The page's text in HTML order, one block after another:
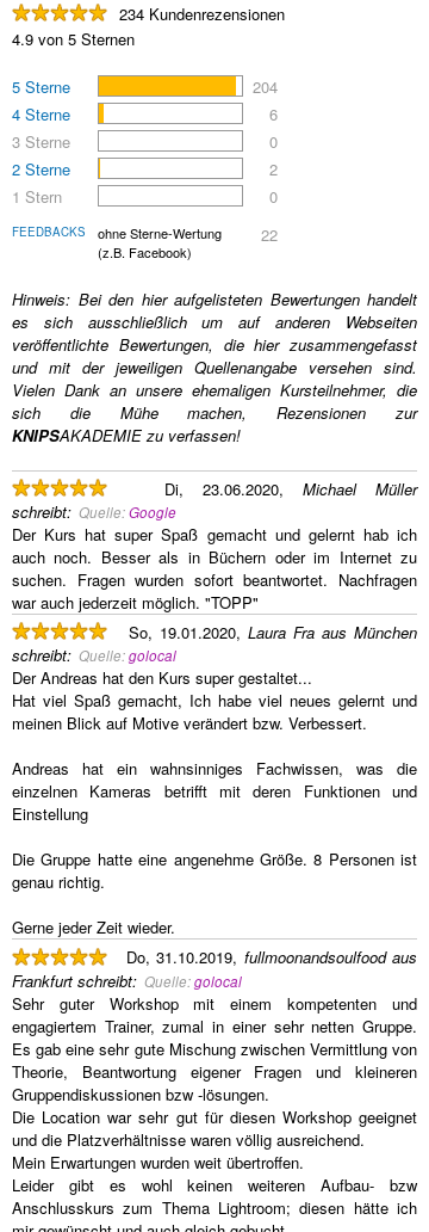
234 Kundenrezensionen
4.9 von 5 Sternen
5 Sterne
204
4 Sterne
6
3 Sterne
0
2 Sterne
2
1 Stern
0
FEEDBACKS
ohne Sterne-Wertung
(z.B. Facebook)
22
Hinweis: Bei den hier aufgelisteten Bewertungen handelt
es sich ausschließlich um auf anderen Webseiten
veröffentlichte Bewertungen, die hier zusammengefasst
und mit der jeweiligen Quellenangabe versehen sind.
Vielen Dank an unsere ehemaligen Kursteilnehmer, die
sich die Mühe machen, Rezensionen zur
KNIPSAKADEMIE zu verfassen!
Di, 23.06.2020, Michael Müller
schreibt: Quelle:Google
Der Kurs hat super Spaß gemacht und gelernt hab ich
auch noch. Besser als in Büchern oder im Internet zu
suchen. Fragen wurden sofort beantwortet. Nachfragen
war auch jederzeit möglich. "TOPP"
So, 19.01.2020, Laura Fra aus München
schreibt: Quelle:golocal
Der Andreas hat den Kurs super gestaltet...
Hat viel Spaß gemacht, Ich habe viel neues gelernt und
meinen Blick auf Motive verändert bzw. Verbessert.
Andreas hat ein wahnsinniges Fachwissen, was die
einzelnen Kameras betrifft mit deren Funktionen und
Einstellung
Die Gruppe hatte eine angenehme Größe. 8 Personen ist
genau richtig.
Gerne jeder Zeit wieder.
Do, 31.10.2019, fullmoonandsoulfood aus
Frankfurt schreibt: Quelle:golocal
Sehr guter Workshop mit einem kompetenten und
engagiertem Trainer, zumal in einer sehr netten Gruppe.
Es gab eine sehr gute Mischung zwischen Vermittlung von
Theorie, Beantwortung eigener Fragen und kleineren
Gruppendiskussionen bzw -lösungen.
Die Location war sehr gut für diesen Workshop geeignet
und die Platzverhältnisse waren völlig ausreichend.
Mein Erwartungen wurden weit übertroffen.
Leider gibt es wohl keinen weiteren Aufbau- bzw
Anschlusskurs zum Thema Lightroom; diesen hätte ich